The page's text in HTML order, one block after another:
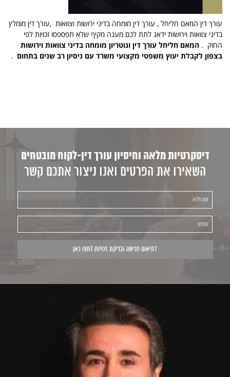
עורך דין המאם חליחל , עורך דין מומחה בדיני ירושות וצוואות ,עורך דין מומלץ
בדיני צוואות וירושות ידאג לתת לכם מענה מקיף שלא תפספסו זכויות לפי
החוק . המאם חליחל עורך דין ונוטריון מומחה בדיני צוואות וירושות
בצפון לקבלת יעוץ משפטי מקצועי משרד עם ניסיון רב שנים בתחום .
דיסקרטיות מלאה וחיסיון עורך דין-לקוח מובטחים
השאירו את הפרטים ואנו ניצור אתכם קשר